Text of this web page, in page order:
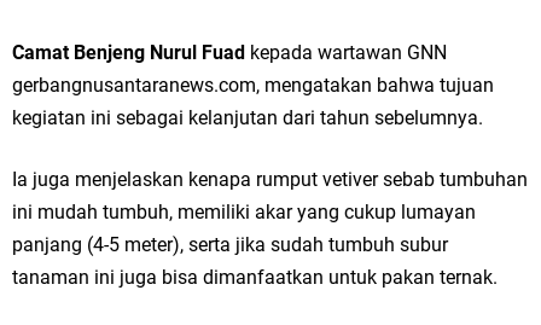
dan Ibu Hamil Narasi
Zakat Produktif Dorong Kemandirian UMKM, LAZISNU Kedamean Bantu
Kembangkan Warung Bu Wiwik
Karang Taruna Gresik Perkuat Ekonomi Lewat Pemanfaatan Gedung C
Islamic Center
Camat Benjeng Nurul Fuad kepada wartawan GNN
gerbangnusantaranews.com, mengatakan bahwa tujuan
kegiatan ini sebagai kelanjutan dari tahun sebelumnya.
Ia juga menjelaskan kenapa rumput vetiver sebab tumbuhan
ini mudah tumbuh, memiliki akar yang cukup lumayan
panjang (4-5 meter), serta jika sudah tumbuh subur
tanaman ini juga bisa dimanfaatkan untuk pakan ternak.